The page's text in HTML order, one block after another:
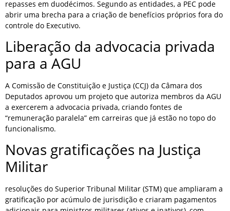
repasses em duodécimos. Segundo as entidades, a PEC pode
abrir uma brecha para a criação de benefícios próprios fora do
controle do Executivo.
Liberação da advocacia privada
para a AGU
A Comissão de Constituição e Justiça (CCJ) da Câmara dos
Deputados aprovou um projeto que autoriza membros da AGU
a exercerem a advocacia privada, criando fontes de
“remuneração paralela” em carreiras que já estão no topo do
funcionalismo.
Novas gratificações na Justiça
Militar
resoluções do Superior Tribunal Militar (STM) que ampliaram a
gratificação por acúmulo de jurisdição e criaram pagamentos